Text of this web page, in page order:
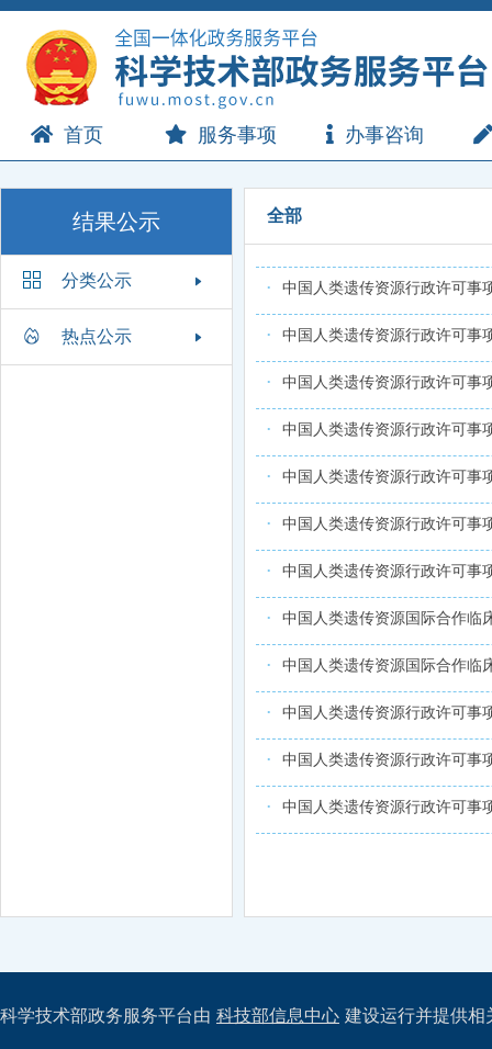
首页 服务事项 办事咨询
结果公示
分类公示
热点公示
全部
中国人类遗传资源行政许可事
中国人类遗传资源行政许可事
中国人类遗传资源行政许可事
中国人类遗传资源行政许可事
中国人类遗传资源行政许可事
中国人类遗传资源行政许可事
中国人类遗传资源行政许可事
中国人类遗传资源国际合作临
中国人类遗传资源国际合作临
中国人类遗传资源行政许可事
中国人类遗传资源行政许可事
中国人类遗传资源行政许可事
科学技术部政务服务平台由 科技部信息中心 建设运行并提供相